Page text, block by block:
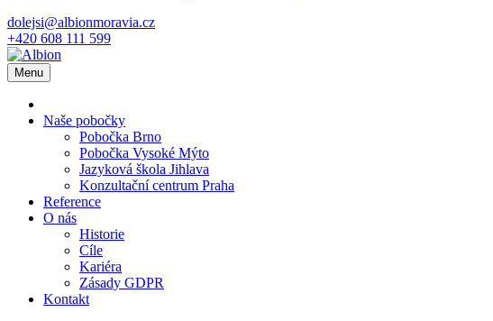
dolejsi@albionmoravia.cz
+420 608 111 599
Menu
Naše pobočky
Pobočka Brno
Pobočka Vysoké Mýto
Jazyková škola Jihlava
Konzultační centrum Praha
Reference
O nás
Historie
Cíle
Kariéra
Zásady GDPR
Kontakt